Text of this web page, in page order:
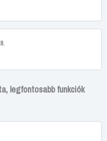
legfontosabb funkciók